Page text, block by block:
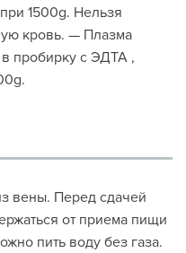
1500g. Нельзя
кровь. — Плазма
пробирку с ЭДТА ,
вены. Перед сдачей
от приема пищи
пить воду без газа.